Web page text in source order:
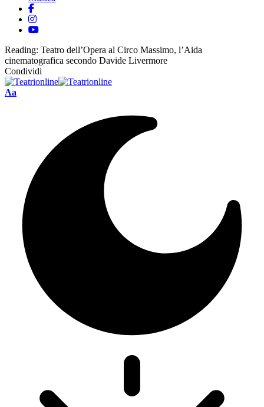
Reading: Teatro dell’Opera al Circo Massimo, l’Aida
cinematografica secondo Davide Livermore
Condividi
Font
Aa